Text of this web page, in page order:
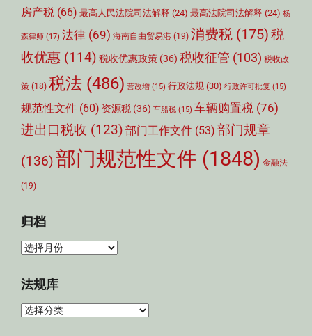
房产税 (66) 最高人民法院司法解释 (24) 最高法院司法解释 (24) 杨
森律师 (17) 法律 (69) 海南自由贸易港 (19) 消费税 (175)税
收优惠 (114) 税收优惠政策 (36) 税收征管 (103) 税收政
策 (18) 税法 (486) 营改增 (15) 行政法规 (30) 行政许可批复 (15)
规范性文件 (60) 资源税 (36) 车船税 (15) 车辆购置税 (76)
进出口税收 (123) 部门工作文件 (53) 部门规章
(136)部门规范性文件 (1848) 金融法
(19)
归档
归
法规库
法